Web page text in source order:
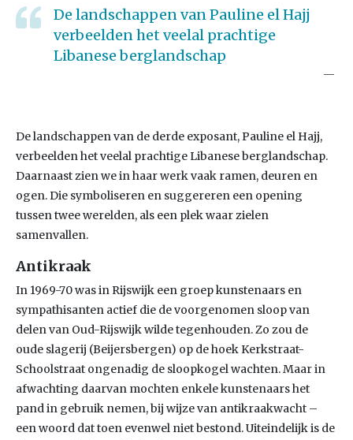
De landschappen van Pauline el Hajj
verbeelden het veelal prachtige
Libanese berglandschap
De landschappen van de derde exposant, Pauline el Hajj,
verbeelden het veelal prachtige Libanese berglandschap.
Daarnaast zien we in haar werk vaak ramen, deuren en
ogen. Die symboliseren en suggereren een opening
tussen twee werelden, als een plek waar zielen
samenvallen.
Antikraak
In 1969-70 was in Rijswijk een groep kunstenaars en
sympathisanten actief die de voorgenomen sloop van
delen van Oud-Rijswijk wilde tegenhouden. Zo zou de
oude slagerij (Beijersbergen) op de hoek Kerkstraat-
Schoolstraat ongenadig de sloopkogel wachten. Maar in
afwachting daarvan mochten enkele kunstenaars het
pand in gebruik nemen, bij wijze van antikraakwacht –
een woord dat toen evenwel niet bestond. Uiteindelijk is de